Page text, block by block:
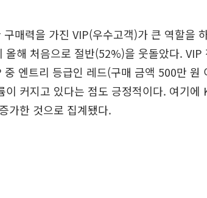
매력을 가진 VIP(우수고객)가 큰 역할을
올해 처음으로 절반(52%)을 웃돌았다. VIP
엔트리 등급인 레드(구매 금액 500만 원
커지고 있다는 점도 긍정적이다. 여기에
가한 것으로 집계됐다.